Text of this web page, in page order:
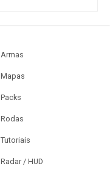
Armas
Mapas
Packs
Rodas
Tutoriais
Radar / HUD